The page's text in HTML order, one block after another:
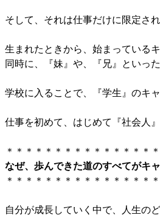
そして、それは仕事だけに限定さ
生まれたときから、始まっている
同時に、『妹』や、『兄』といっ
学校に入ることで、『学生』のキ
仕事を初めて、はじめて『社会人
＊＊＊＊＊＊＊＊＊＊＊＊＊＊＊
なぜ、歩んできた道のすべてがキ
＊＊＊＊＊＊＊＊＊＊＊＊＊＊＊
自分が成長していく中で、人生の